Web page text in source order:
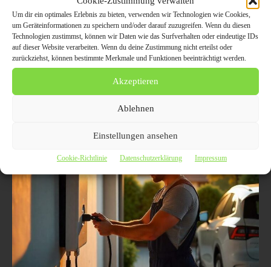
Um dir ein optimales Erlebnis zu bieten, verwenden wir Technologien wie Cookies,
um Geräteinformationen zu speichern und/oder darauf zuzugreifen. Wenn du diesen
Technologien zustimmst, können wir Daten wie das Surfverhalten oder eindeutige IDs
auf dieser Website verarbeiten. Wenn du deine Zustimmung nicht erteilst oder
zurückziehst, können bestimmte Merkmale und Funktionen beeinträchtigt werden.
Akzeptieren
Ablehnen
Einstellungen ansehen
Cookie-Richtlinie Datenschutzerklärung Impressum
Verkehrschaos führt und was getan
werden muss
GÜTERVERKEHR, TRANSPORT UND LOGISTIK
1. Juli 2025
Die Parknot für Lkw auf Autobahnen hat gravierende Folgen für Fahrer
und Verkehrsteilnehmer. Überfüllte Raststätten zwingen viele Fahrer
dazu, in unsicheren Zonen zu parken. Wir beleuchten die aktuelle Lage
und welche Maßnahmen erforderlich sind, um die Situation zu